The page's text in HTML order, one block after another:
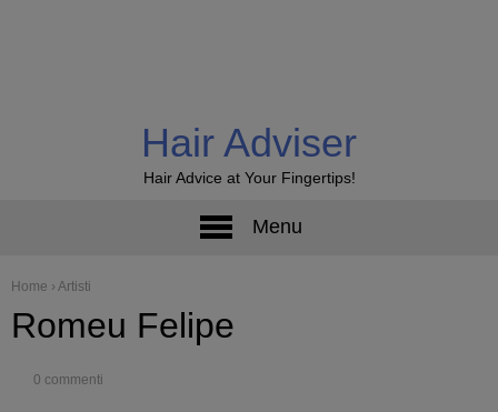
Hair Adviser
Hair Advice at Your Fingertips!
Menu
Home › Artisti
Romeu Felipe
0 commenti